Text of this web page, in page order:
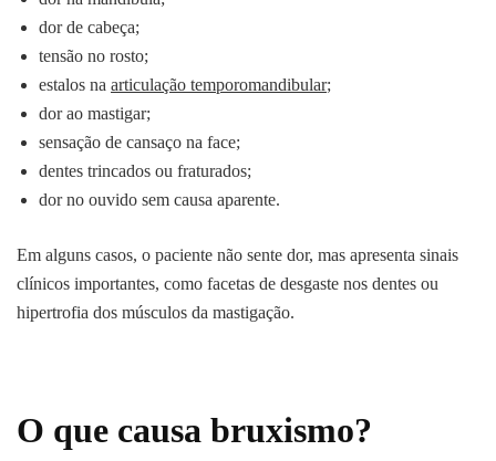
dor de cabeça;
tensão no rosto;
estalos na articulação temporomandibular;
dor ao mastigar;
sensação de cansaço na face;
dentes trincados ou fraturados;
dor no ouvido sem causa aparente.
Em alguns casos, o paciente não sente dor, mas apresenta sinais
clínicos importantes, como facetas de desgaste nos dentes ou
hipertrofia dos músculos da mastigação.
O que causa bruxismo?